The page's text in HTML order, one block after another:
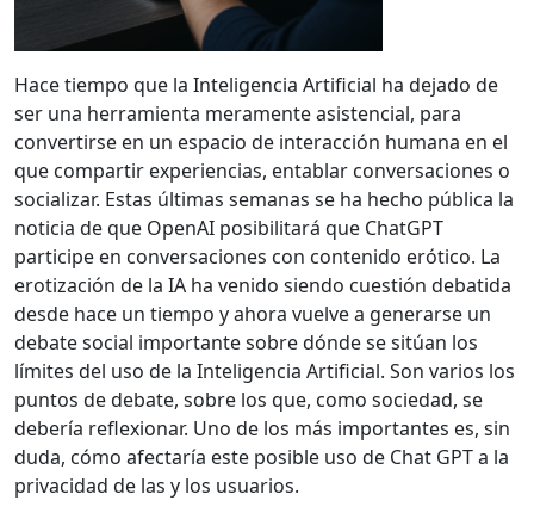
Hace tiempo que la Inteligencia Artificial ha dejado de
ser una herramienta meramente asistencial, para
convertirse en un espacio de interacción humana en el
que compartir experiencias, entablar conversaciones o
socializar. Estas últimas semanas se ha hecho pública la
noticia de que OpenAI posibilitará que ChatGPT
participe en conversaciones con contenido erótico. La
erotización de la IA ha venido siendo cuestión debatida
desde hace un tiempo y ahora vuelve a generarse un
debate social importante sobre dónde se sitúan los
límites del uso de la Inteligencia Artificial. Son varios los
puntos de debate, sobre los que, como sociedad, se
debería reflexionar. Uno de los más importantes es, sin
duda, cómo afectaría este posible uso de Chat GPT a la
privacidad de las y los usuarios.